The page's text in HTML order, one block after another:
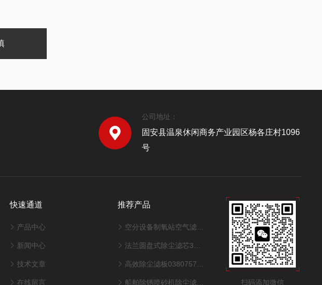
公司地址：
固安县温泉休闲商务产业园区杨各庄村1096
号
快速通道
产品中心
新闻中心
技术文章
在线留言
推荐产品
空分设备制氧站空气滤筒320*1000mm
法兰圆盘式除尘滤芯325*900mm型号
高效除尘滤板0380757适配激光切割机性能
船舶除锈喷砂机除尘滤芯350*240*660 扫码添加微信